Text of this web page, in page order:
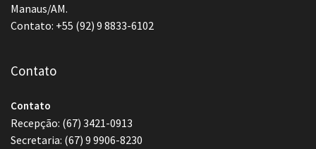
Manaus/AM.
Contato: +55 (92) 9 8833-6102
Contato
Contato
Recepção: (67) 3421-0913
Secretaria: (67) 9 9906-8230